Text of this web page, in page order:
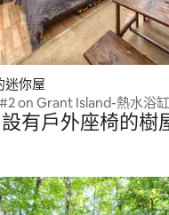
迷你屋
on Grant Island-熱水浴
設有戶外座椅的樹